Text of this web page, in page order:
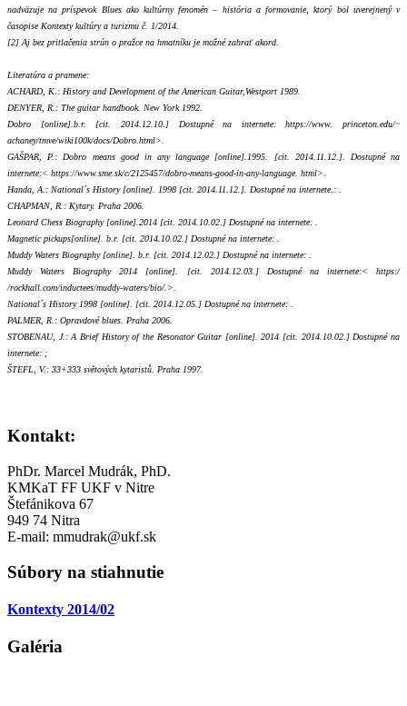
nadväzuje na príspevok Blues ako kultúrny fenomén – história a formovanie, ktorý bol uverejnený v
časopise Kontexty kultúry a turizmu č. 1/2014.
[2] Aj bez pritlačenia strún o pražce na hmatníku je možné zahrať akord.
Literatúra a pramene:
ACHARD, K.: History and Development of the American Guitar,Westport 1989.
DENYER, R.: The guitar handbook. New York 1992.
Dobro [online].b.r. [cit. 2014.12.10.] Dostupné na internete: https://www. princeton.edu/~
achaney/tmve/wiki100k/docs/Dobro.html>.
GAŠPAR, P.: Dobro means good in any language [online].1995. [cit. 2014.11.12.]. Dostupné na
internete:< https://www.sme.sk/c/2125457/dobro-means-good-in-any-language. html>.
Handa, A.: National´s History [online]. 1998 [cit. 2014.11.12.]. Dostupné na internete.: .
CHAPMAN, R.: Kytary. Praha 2006.
Leonard Chess Biography [online].2014 [cit. 2014.10.02.] Dostupné na internete: .
Magnetic pickups[online]. b.r. [cit. 2014.10.02.] Dostupné na internete: .
Muddy Waters Biography [online]. b.r. [cit. 2014.12.02.] Dostupné na internete: .
Muddy Waters Biography 2014 [online]. [cit. 2014.12.03.] Dostupné na internete:< https:/
/rockhall.com/inductees/muddy-waters/bio/.>.
National´s History 1998 [online]. [cit. 2014.12.05.] Dostupné na internete: .
PALMER, R.: Opravdové blues. Praha 2006.
STOBENAU, J.: A Brief History of the Resonator Guitar [online]. 2014 [cit. 2014.10.02.] Dostupné na
internete: ;
ŠTEFL, V.: 33+333 světových kytaristů. Praha 1997.
Kontakt:
PhDr. Marcel Mudrák, PhD.
KMKaT FF UKF v Nitre
Štefánikova 67
949 74 Nitra
E-mail: mmudrak@ukf.sk
Súbory na stiahnutie
Kontexty 2014/02
Galéria